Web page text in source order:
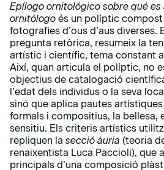
Epílogo ornitológico sobre qué
ornitólogo és un políptic
fotografies d’ous d’aus diverses.
pregunta retòrica, resumeix la
artístic i científic, tema constant a
Així, quan articula el políptic, no
objectius de catalogació
l’edat dels individus o la seva
sinó que aplica pautes
formals i compositius, la bellesa,
sensitiu. Els criteris artístics
repliquen la secció àuria (teoria
renaixentista Luca Paccioli), que
principals d’una composició